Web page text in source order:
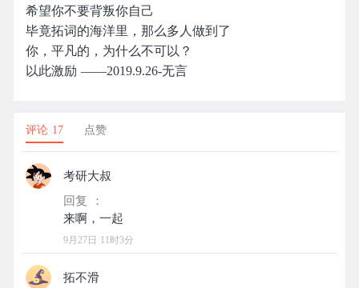
希望你不要背叛你自己
毕竟拓词的海洋里，那么多人做到了
你，平凡的，为什么不可以？
以此激励 ――2019.9.26-无言
评论 17 点赞
考研大叔
回复 ：
9月27日 11时3分
拓不滑